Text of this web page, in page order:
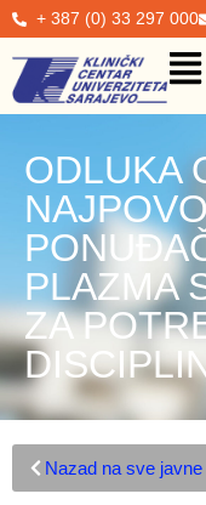
+ 387 (0) 33 297 000
ODLUKA
PLAZMA
ZA
Nazad na sve